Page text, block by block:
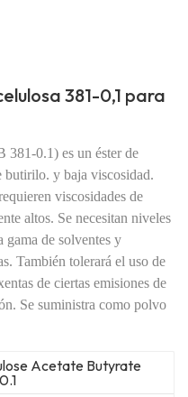
381-0,1 para
381-0.1) es un éster de
butirilo. y baja viscosidad.
viscosidades de
altos. Se necesitan niveles
gama de solventes y
También tolerará el uso de
de ciertas emisiones de
Se suministra como polvo
Acetate Butyrate